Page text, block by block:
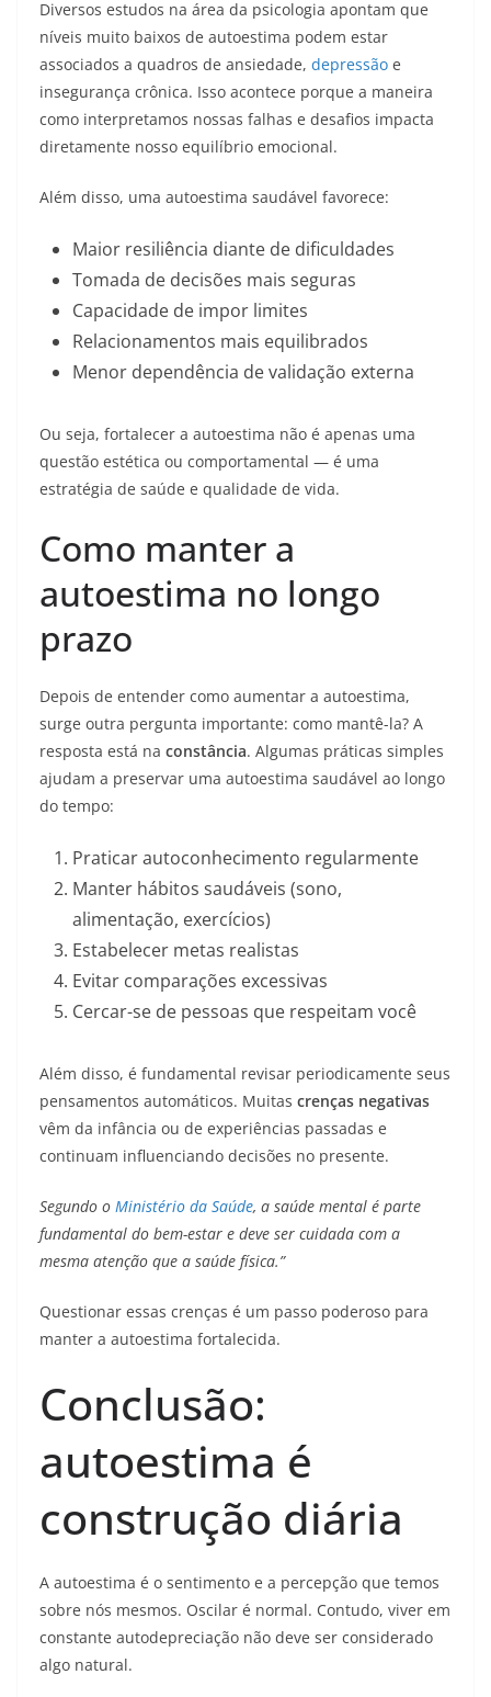
Diversos estudos na área da psicologia apontam que
níveis muito baixos de autoestima podem estar
associados a quadros de ansiedade, depressão e
insegurança crônica. Isso acontece porque a maneira
como interpretamos nossas falhas e desafios impacta
diretamente nosso equilíbrio emocional.
Além disso, uma autoestima saudável favorece:
Maior resiliência diante de dificuldades
Tomada de decisões mais seguras
Capacidade de impor limites
Relacionamentos mais equilibrados
Menor dependência de validação externa
Ou seja, fortalecer a autoestima não é apenas uma
questão estética ou comportamental — é uma
estratégia de saúde e qualidade de vida.
Como manter a
autoestima no longo
prazo
Depois de entender como aumentar a autoestima,
surge outra pergunta importante: como mantê-la? A
resposta está na constância. Algumas práticas simples
ajudam a preservar uma autoestima saudável ao longo
do tempo:
Praticar autoconhecimento regularmente
Manter hábitos saudáveis (sono,
alimentação, exercícios)
Estabelecer metas realistas
Evitar comparações excessivas
Cercar-se de pessoas que respeitam você
Além disso, é fundamental revisar periodicamente seus
pensamentos automáticos. Muitas crenças negativas
vêm da infância ou de experiências passadas e
continuam influenciando decisões no presente.
Segundo o Ministério da Saúde, a saúde mental é parte
fundamental do bem-estar e deve ser cuidada com a
mesma atenção que a saúde física.”
Questionar essas crenças é um passo poderoso para
manter a autoestima fortalecida.
Conclusão:
autoestima é
construção diária
A autoestima é o sentimento e a percepção que temos
sobre nós mesmos. Oscilar é normal. Contudo, viver em
constante autodepreciação não deve ser considerado
algo natural.